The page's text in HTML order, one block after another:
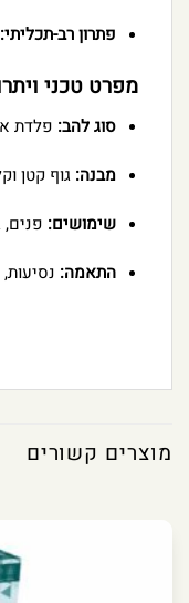
פתרון רב-תכליתי:
מפרט טכני
סוג להב: פלדת
מבנה: גוף קטן
שימושים: פנים,
התאמה:
מוצרים קשורים